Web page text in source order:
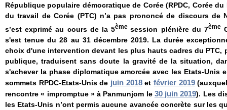
République populaire démocratique de Corée (RPDC, Corée
du travail de Corée (PTC) n’a pas prononcé de discours de
s’est exprimé au cours de la 5ème session plénière du 7ème
s'est tenue du 28 au 31 décembre 2019. La durée
choix d'une intervention devant les plus hauts cadres du PTC,
publique, traduisent sans doute la gravité de la situation,
s'achever la phase diplomatique amorcée avec les Etats-Unis
sommets RPDC-Etats-Unis de juin 2018etfévrier 2019
rencontre « impromptue » à Panmunjom le 30 juin 2019). Les
les Etats-Unis n’ont permis aucune avancée concrète sur les